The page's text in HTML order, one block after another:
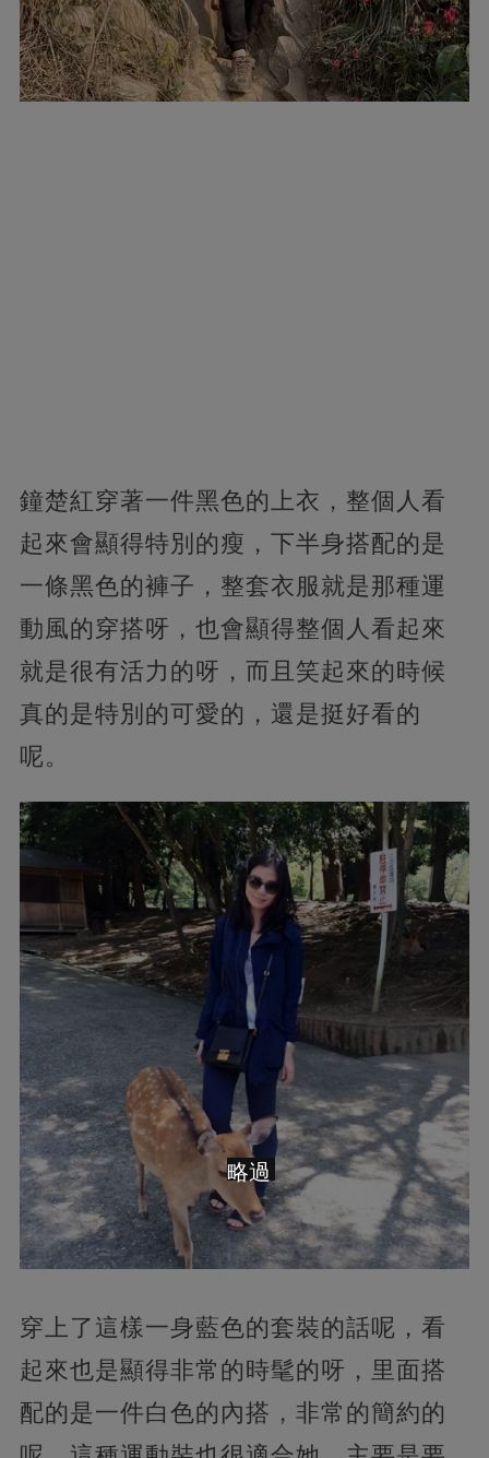
鐘楚紅穿著一件黑色的上衣，整個人看
起來會顯得特別的瘦，下半身搭配的是
一條黑色的褲子，整套衣服就是那種運
動風的穿搭呀，也會顯得整個人看起來
就是很有活力的呀，而且笑起來的時候
真的是特別的可愛的，還是挺好看的
呢。
穿上了這樣一身藍色的套裝的話呢，看
起來也是顯得非常的時髦的呀，里面搭
配的是一件白色的內搭，非常的簡約的
略過